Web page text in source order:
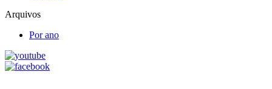
Arquivos
Por ano